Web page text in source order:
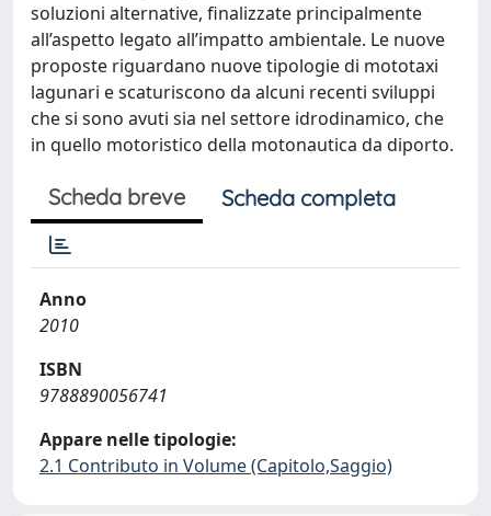
soluzioni alternative, finalizzate principalmente
all’aspetto legato all’impatto ambientale. Le nuove
proposte riguardano nuove tipologie di mototaxi
lagunari e scaturiscono da alcuni recenti sviluppi
che si sono avuti sia nel settore idrodinamico, che
in quello motoristico della motonautica da diporto.
Scheda breve Scheda completa
Anno
2010
ISBN
9788890056741
Appare nelle tipologie:
2.1 Contributo in Volume (Capitolo,Saggio)